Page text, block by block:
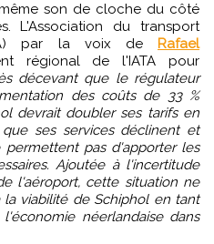
son de cloche du côté
L'Association du transport
par la voix de
Rafael
régional de l'IATA pour
décevant que le régulateur
des coûts de 33 %
devrait doubler ses tarifs en
ses services déclinent et
permettent pas d'apporter les
Ajoutée à l'incertitude
l'aéroport, cette situation ne
viabilité de Schiphol en tant
néerlandaise dans